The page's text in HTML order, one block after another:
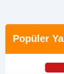
Popüler